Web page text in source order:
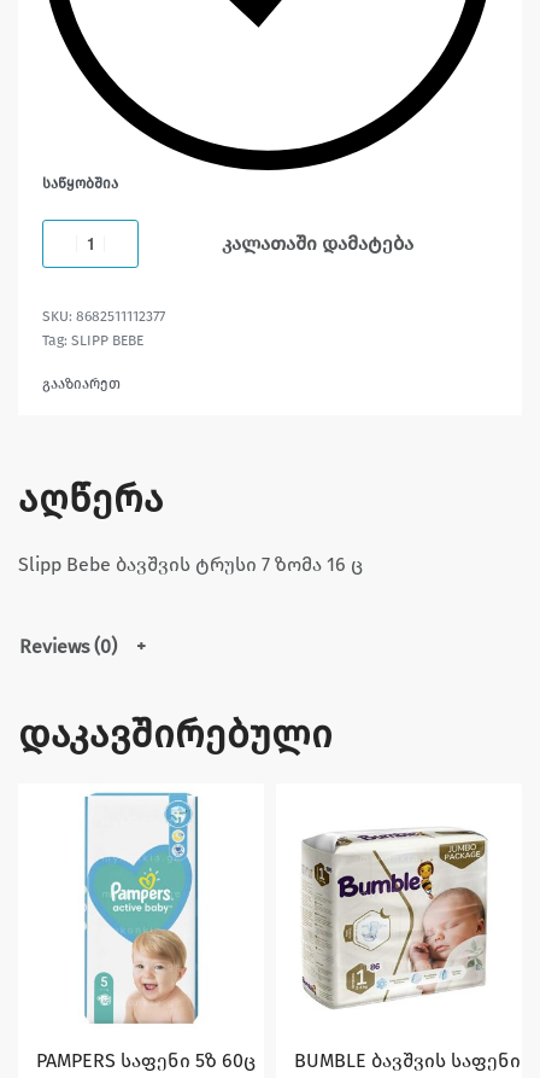
ᲡᲐᲬᲧᲝᲑᲨᲘᲐ
კალათაში დამატება
8682511112377
Tag: SLIPP BEBE
გააზიარეთ
აღწერა
Slipp Bebe ბავშვის ტრუსი 7 ზომა 16 ც
Reviews (0)
დაკავშირებული
PAMPERS საფენი 5ზ 60ც
BUMBLE ბავშვის საფენი